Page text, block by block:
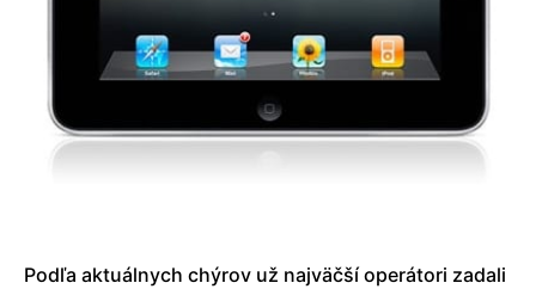
Podľa aktuálnych chýrov už najväčší operátori zadali